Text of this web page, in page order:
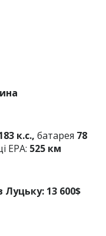
к.с.,батарея 78
EPA: 525 км
Луцьку: 13 600$